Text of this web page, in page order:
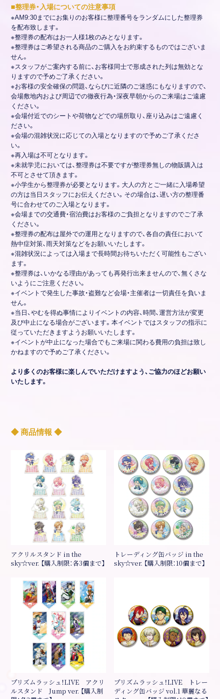
■整理券・入場についての注意事項
※AM9:30までにお集りのお客様に整理番号をランダムにした整理券
を配布致します。
※整理券の配布はお一人様1枚のみとなります。
※整理券はご希望される商品のご購入をお約束するものではございま
せん。
※スタッフがご案内する前に、お客様同士で形成された列は無効とな
りますので予めご了承ください。
※お客様の安全確保の問題、ならびに近隣のご迷惑にもなりますので、
会場敷地内および周辺での徹夜行為・深夜早朝からのご来場はご遠慮
ください。
※会場付近でのシートや荷物などでの場所取り、座り込みはご遠慮く
ださい。
※会場の混雑状況に応じての入場となりますので予めご了承くださ
い。
※再入場は不可となります。
※未就学児においては、整理券は不要ですが整理券無しの物販購入は
不可とさせて頂きます。
※小学生から整理券が必要となります。大人の方とご一緒に入場希望
の方は当日スタッフにお伝えください。その場合は、遅い方の整理番
号に合わせてのご入場となります。
※会場までの交通費・宿泊費はお客様のご負担となりますのでご了承
ください。
※整理券の配布は屋外での運用となりますので、各自の責任において
熱中症対策、雨天対策などをお願いいたします。
※混雑状況によっては入場まで長時間お待ちいただく可能性もござい
ます。
※整理券は、いかなる理由があっても再発行出来ませんので、無くさな
いようにご注意ください。
※イベントで発生した事故・盗難など会場・主催者は一切責任を負いま
せん。
※当日、やむを得ぬ事情によりイベントの内容、時間、運営方法が変更
及び中止になる場合がございます。本イベントではスタッフの指示に
従っていただきますようお願いいたします。
※イベントが中止になった場合でもご来場に関わる費用の負担は致し
かねますので予めご了承ください。
より多くのお客様に楽しんでいただけますよう、ご協力のほどお願い
いたします。
◆ 商品情報 ◆
アクリルスタンド in the
sky☆ver. 【購入制限：各3個まで】
トレーディング缶バッジ in the
sky☆ver. 【購入制限：10個まで】
プリズムラッシュ！LIVE アクリ
ルスタンド Jump ver. 【購入制
プリズムラッシュ！LIVE トレー
ディング缶バッジ vol.1 華麗なる